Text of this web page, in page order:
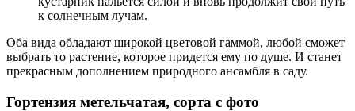
к солнечным лучам.
Оба вида обладают широкой цветовой гаммой, любой сможет
выбрать то растение, которое придется ему по душе. И станет
прекрасным дополнением природного ансамбля в саду.
Гортензия метельчатая, сорта с фото